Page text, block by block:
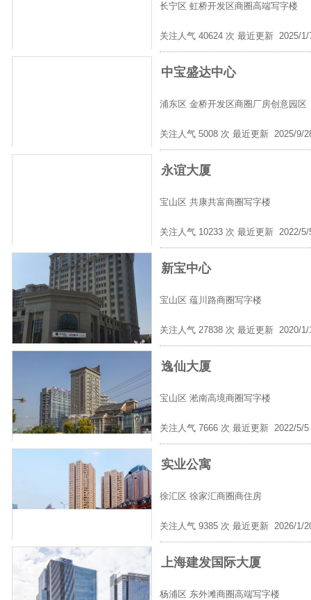
长宁区 虹桥开发区商圈高端写字楼
关注人气 40624 次 最近更新 2025/
中宝盛达中心
浦东区 金桥开发区商圈厂房创意园区
关注人气 5008 次 最近更新 2025/9/
永谊大厦
宝山区 共康共富商圈写字楼
关注人气 10233 次 最近更新 2022/
新宝中心
宝山区 蕴川路商圈写字楼
关注人气 27838 次 最近更新 2020/
逸仙大厦
宝山区 淞南高境商圈写字楼
关注人气 7666 次 最近更新 2022/5/
实业公寓
徐汇区 徐家汇商圈商住房
关注人气 9385 次 最近更新 2026/1/
上海建发国际大厦
杨浦区 东外滩商圈高端写字楼